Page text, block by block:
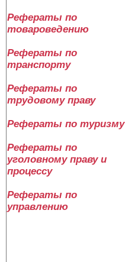
Рефераты по
товароведению
Рефераты по
транспорту
Рефераты по
трудовому праву
Рефераты по туризму
Рефераты по
уголовному праву и
процессу
Рефераты по
управлению